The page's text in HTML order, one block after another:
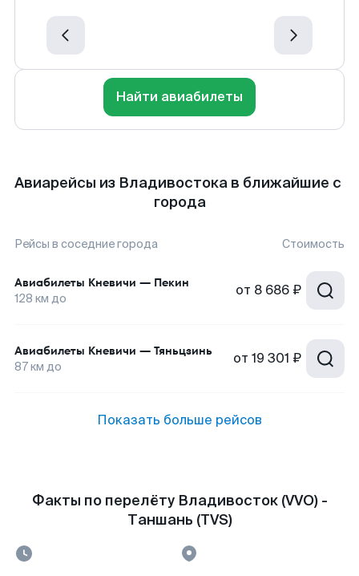
Найти авиабилеты
Авиарейсы из Владивостока в ближайшие с
города
Рейсы в соседние города Стоимость
Авиабилеты Кневичи — Пекин
128 км до от 8 686 ₽
Авиабилеты Кневичи — Тяньцзинь
87км до от 19 301 ₽
Показать больше рейсов
Факты по перелёту Владивосток (VVO) -
Таншань (TVS)